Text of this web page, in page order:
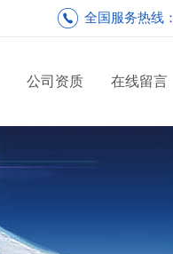
全国服务热线：
公司资质 在线留言